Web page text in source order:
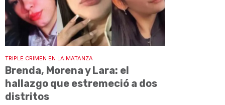
TRIPLE CRIMEN EN LA MATANZA
Brenda, Morena y Lara: el
hallazgo que estremeció a dos
distritos